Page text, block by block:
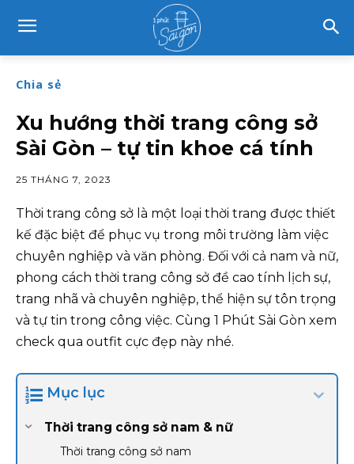
Chia sẻ
Xu hướng thời trang công sở
Sài Gòn – tự tin khoe cá tính
25 THÁNG 7, 2023
Thời trang công sở là một loại thời trang được thiết
kế đặc biệt để phục vụ trong môi trường làm việc
chuyên nghiệp và văn phòng. Đối với cả nam và nữ,
phong cách thời trang công sở đề cao tính lịch sự,
trang nhã và chuyên nghiệp, thể hiện sự tôn trọng
và tự tin trong công việc. Cùng 1 Phút Sài Gòn xem
check qua outfit cực đẹp này nhé.
Mục lục
Thời trang công sở nam & nữ
Thời trang công sở nam